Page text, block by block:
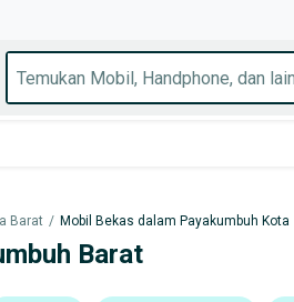
Barat / Mobil Bekas dalam Payakumbuh Kota
Barat